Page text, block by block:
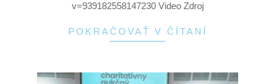
v=939182558147230 Video Zdroj
POKRAČOVAŤ V ČÍTANÍ